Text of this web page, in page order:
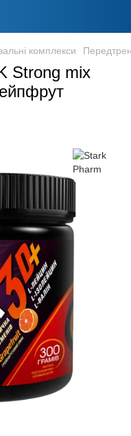
комплекси
Strong mix